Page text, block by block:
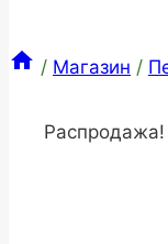
/ Магазин /
Распродажа!